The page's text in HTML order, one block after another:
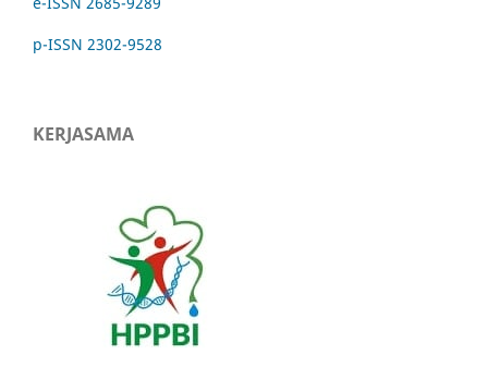
p-ISSN 2302-9528
KERJASAMA